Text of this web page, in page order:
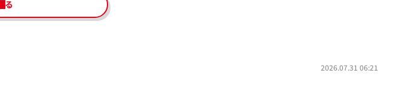
る
2026.07.31 06:21